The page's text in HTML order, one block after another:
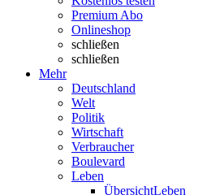
Premium Abo
Onlineshop
schließen
schließen
Mehr
Deutschland
Welt
Politik
Wirtschaft
Verbraucher
Boulevard
Leben
ÜbersichtLeben